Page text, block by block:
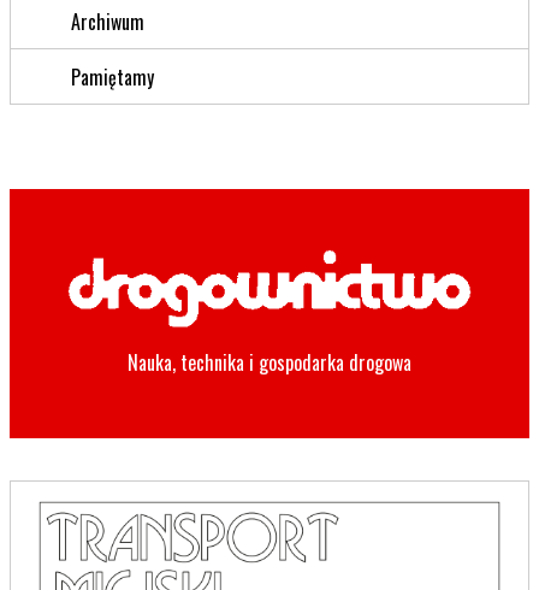
Archiwum
Pamiętamy
Nauka, technika i gospodarka drogowa